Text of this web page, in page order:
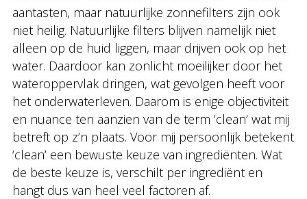
aantasten, maar natuurlijke zonnefilters zijn ook
niet heilig. Natuurlijke filters blijven namelijk niet
alleen op de huid liggen, maar drijven ook op het
water. Daardoor kan zonlicht moeilijker door het
wateroppervlak dringen, wat gevolgen heeft voor
het onderwaterleven. Daarom is enige objectiviteit
en nuance ten aanzien van de term ‘clean’ wat mij
betreft op z’n plaats. Voor mij persoonlijk betekent
‘clean’ een bewuste keuze van ingrediënten. Wat
de beste keuze is, verschilt per ingrediënt en
hangt dus van heel veel factoren af.